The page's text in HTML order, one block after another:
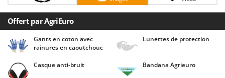
Chaudrons électriques pour polenta
Cisailles à gazon à batterie
Cisailles taille-haies manuelles
Climatiseurs
Compresseurs d'air électriques
Barbieri
Batavia
Benassi
Beper
Berkel
Offert par AgriEuro
Gants en coton avec
rainures en caoutchouc
Lunettes de protection
Casque anti-bruit Bandana Agrieuro